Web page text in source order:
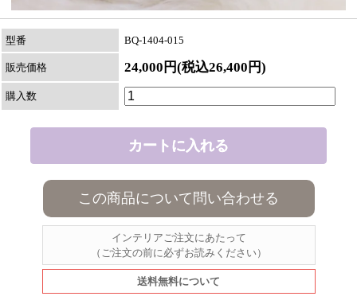
型番 BQ-1404-015
販売価格 24,000円(税込26,400円)
購入数
この商品について問い合わせる
インテリアご注文にあたって
（ご注文の前に必ずお読みください）
送料無料について